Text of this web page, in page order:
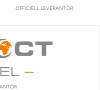
OFFICIELL LEVERANTÖR